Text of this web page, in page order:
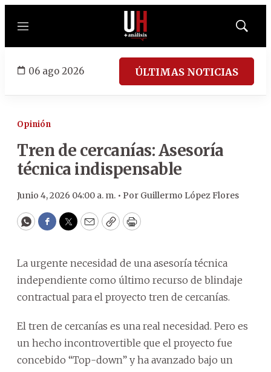
Menú
Mostrar
06 ago 2026 ÚLTIMAS NOTICIAS
Opinión
Tren de cercanías: Asesoría
técnica indispensable
Junio 4, 2026 04:00 a. m. • Por Guillermo López Flores
WhatsApp
Facebook
Twitter
EmailCopyPrint
La urgente necesidad de una asesoría técnica
independiente como último recurso de blindaje
contractual para el proyecto tren de cercanías.
El tren de cercanías es una real necesidad. Pero es
un hecho incontrovertible que el proyecto fue
concebido “Top-down” y ha avanzado bajo un